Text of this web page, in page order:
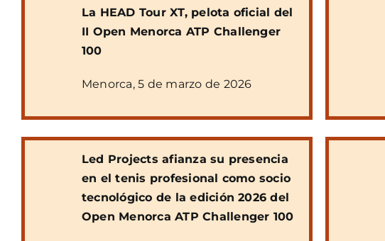
La HEAD Tour XT, pelota oficial del
II Open Menorca ATP Challenger
100
Menorca, 5 de marzo de 2026
Led Projects afianza su presencia
en el tenis profesional como socio
tecnológico de la edición 2026 del
Open Menorca ATP Challenger 100